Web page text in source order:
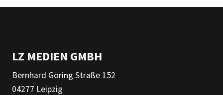
LZ MEDIEN GMBH
Bernhard Göring Straße 152
04277 Leipzig